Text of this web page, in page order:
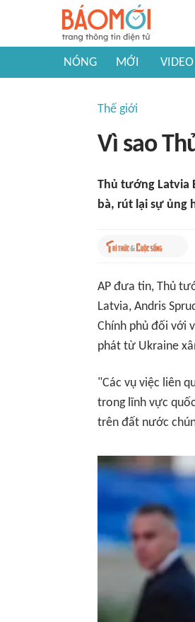
NÓNG MỚI VIDEO
Thế giới
Vì sao
Thủ tướng Latvia
bà, rút lại sự ủng
AP đưa tin, Thủ
Latvia, Andris
Chính phủ đối với
phát từ Ukraine
"Các vụ việc liên
trong lĩnh vực
trên đất nước